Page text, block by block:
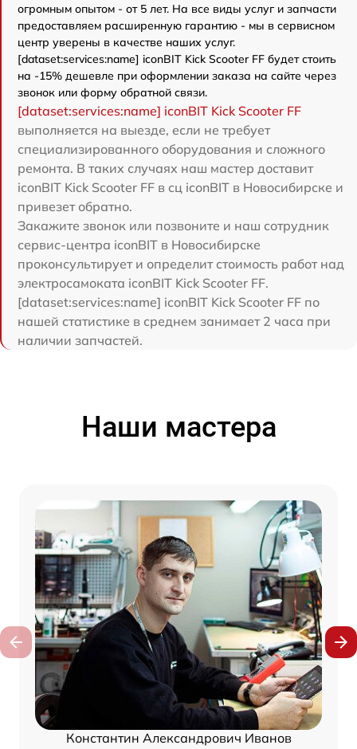
огромным опытом - от 5 лет. На все виды услуг и запчасти
предоставляем расширенную гарантию - мы в сервисном
центр уверены в качестве наших услуг.
[dataset:services:name] iconBIT Kick Scooter FF будет стоить
на -15% дешевле при оформлении заказа на сайте через
звонок или форму обратной связи.
[dataset:services:name] iconBIT Kick Scooter FF
выполняется на выезде, если не требует
специализированного оборудования и сложного
ремонта. В таких случаях наш мастер доставит
iconBIT Kick Scooter FF в сц iconBIT в Новосибирске и
привезет обратно.
Закажите звонок или позвоните и наш сотрудник
сервис-центра iconBIT в Новосибирске
проконсультирует и определит стоимость работ над
электросамоката iconBIT Kick Scooter FF.
[dataset:services:name] iconBIT Kick Scooter FF по
нашей статистике в среднем занимает 2 часа при
наличии запчастей.
Наши мастера
Константин Александрович Иванов